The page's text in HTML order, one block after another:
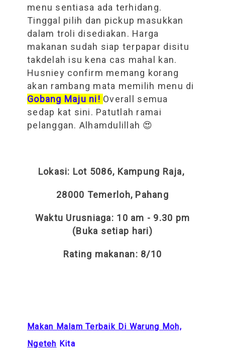
menu sentiasa ada terhidang.
Tinggal pilih dan pickup masukkan
dalam troli disediakan. Harga
makanan sudah siap terpapar disitu
takdelah isu kena cas mahal kan.
Husniey confirm memang korang
akan rambang mata memilih menu di
Gobang Maju ni! Overall semua
sedap kat sini. Patutlah ramai
pelanggan. Alhamdulillah 😍
Lokasi: Lot 5086, Kampung Raja,
28000 Temerloh, Pahang
Waktu Urusniaga: 10 am - 9.30 pm
(Buka setiap hari)
Rating makanan: 8/10
Makan Malam Terbaik Di Warung Moh,
Ngeteh Kita